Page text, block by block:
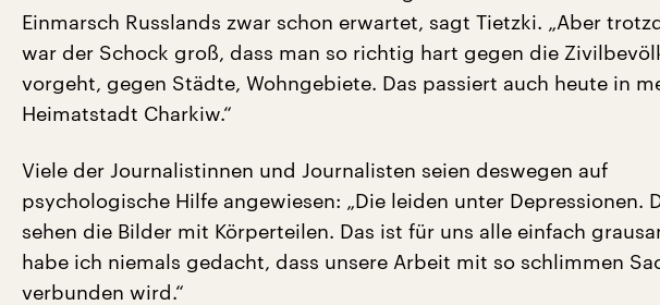
Einmarsch Russlands zwar schon erwartet, sagt Tietzki. „Aber
war der Schock groß, dass man so richtig hart gegen die
vorgeht, gegen Städte, Wohngebiete. Das passiert auch heute in
Heimatstadt Charkiw.“
Viele der Journalistinnen und Journalisten seien deswegen auf
psychologische Hilfe angewiesen: „Die leiden unter Depressionen.
sehen die Bilder mit Körperteilen. Das ist für uns alle einfach
habe ich niemals gedacht, dass unsere Arbeit mit so schlimmen
verbunden wird.“